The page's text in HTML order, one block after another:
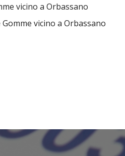
vicino a Orbassano
vicino a Orbassano